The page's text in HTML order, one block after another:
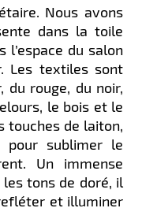
Nous avons
dans la toile
l’espace du salon
Les textiles sont
du rouge, du noir,
le bois et le
touches de laiton,
sublimer le
Un immense
tons de doré, il
et illuminer